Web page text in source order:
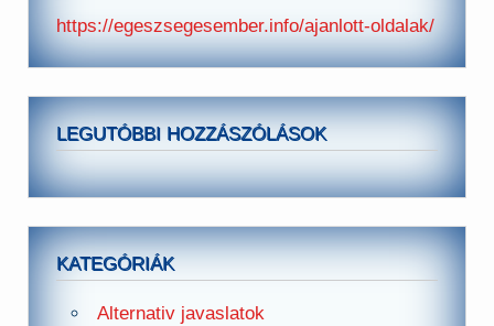
https://egeszsegesember.info/ajanlott-oldalak/
LEGUTÓBBI HOZZÁSZÓLÁSOK
KATEGÓRIÁK
Alternativ javaslatok